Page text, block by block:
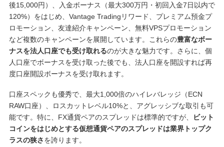
後15,000円）、入金ボーナス（最大300万円・初回入金7日以内で
120%）をはじめ、Vantage Tradingリワード、プレミアム預金プ
ロモーション、友達紹介キャンペーン、無料VPSプロモーション
など複数のキャンペーンを展開しています。これらの豊富なボー
ナスを法人口座でも受け取れるのが大きな魅力です。さらに、個
人口座でボーナスを受け取った後でも、法人口座を開設すれば再
度口座開設ボーナスを受け取れます。
口座スペックも優秀で、最大1,000倍のハイレバレッジ（ECN
RAW口座）、ロスカットレベル10%と、アグレッシブな取引も可
能です。特に、FX通貨ペアのスプレッドは標準的ですが、
ビット
コインをはじめとする仮想通貨ペアのスプレッドは業界トップク
ラスの狭さを誇ります。